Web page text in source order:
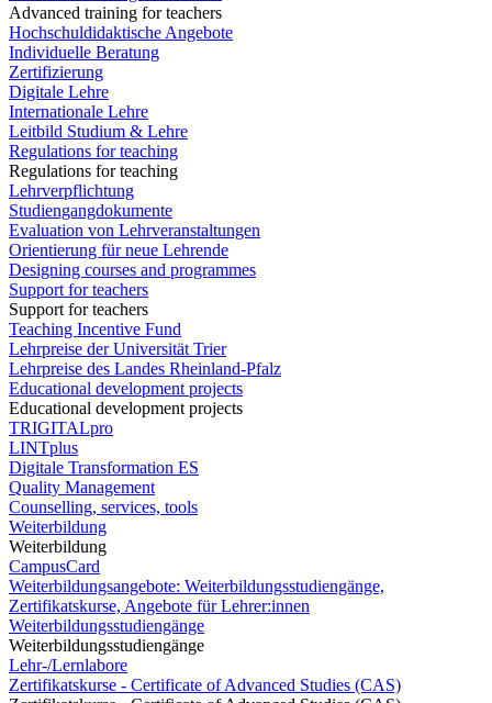
Advanced training for teachers
Hochschuldidaktische Angebote
Individuelle Beratung
Zertifizierung
Digitale Lehre
Internationale Lehre
Leitbild Studium & Lehre
Regulations for teaching
Regulations for teaching
Lehrverpflichtung
Studiengangdokumente
Evaluation von Lehrveranstaltungen
Orientierung für neue Lehrende
Designing courses and programmes
Support for teachers
Support for teachers
Teaching Incentive Fund
Lehrpreise der Universität Trier
Lehrpreise des Landes Rheinland-Pfalz
Educational development projects
Educational development projects
TRIGITALpro
LINTplus
Digitale Transformation ES
Quality Management
Counselling, services, tools
Weiterbildung
Weiterbildung
CampusCard
Weiterbildungsangebote: Weiterbildungsstudiengänge,
Zertifikatskurse, Angebote für Lehrer:innen
Weiterbildungsstudiengänge
Weiterbildungsstudiengänge
Lehr-/Lernlabore
Zertifikatskurse - Certificate of Advanced Studies (CAS)